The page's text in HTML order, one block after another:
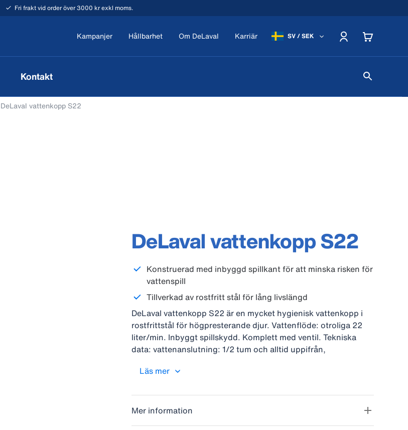
Fri frakt vid order över 3000 kr exkl moms.
Kampanjer Hållbarhet Om DeLaval Karriär SV / SEK
Kontakt
DeLaval vattenkopp S22
DeLaval vattenkopp S22
Konstruerad med inbyggd spillkant för att minska risken för
vattenspill
Tillverkad av rostfritt stål för lång livslängd
DeLaval vattenkopp S22 är en mycket hygienisk vattenkopp i
rostfrittstål för högpresterande djur. Vattenflöde: otroliga 22
liter/min. Inbyggt spillskydd. Komplett med ventil. Tekniska
data: vattenanslutning: 1/2 tum och alltid uppifrån,
(BxHxL): 250 x 240 x 260 mm.
Läs mer
Mer information